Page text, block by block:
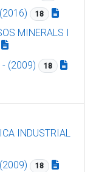
18
MINERALS I
- (2009) 18
INDUSTRIAL
18